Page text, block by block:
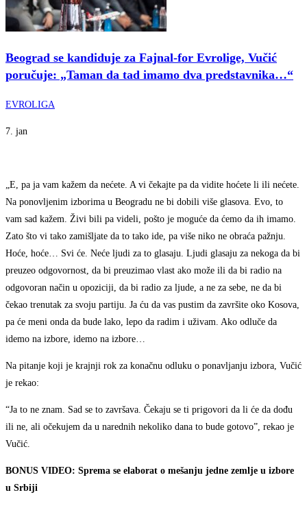
Beograd se kandiduje za Fajnal-for Evrolige, Vučić
poručuje: „Taman da tad imamo dva predstavnika…“
EVROLIGA
7. jan
„E, pa ja vam kažem da nećete. A vi čekajte pa da vidite hoćete li ili nećete.
Na ponovljenim izborima u Beogradu ne bi dobili više glasova. Evo, to
vam sad kažem. Živi bili pa videli, pošto je moguće da ćemo da ih imamo.
Zato što vi tako zamišljate da to tako ide, pa više niko ne obraća pažnju.
Hoće, hoće… Svi će. Neće ljudi za to glasaju. Ljudi glasaju za nekoga da bi
preuzeo odgovornost, da bi preuzimao vlast ako može ili da bi radio na
odgovoran način u opoziciji, da bi radio za ljude, a ne za sebe, ne da bi
čekao trenutak za svoju partiju. Ja ću da vas pustim da završite oko Kosova,
pa će meni onda da bude lako, lepo da radim i uživam. Ako odluče da
idemo na izbore, idemo na izbore…
Na pitanje koji je krajnji rok za konačnu odluku o ponavljanju izbora, Vučić
je rekao:
“Ja to ne znam. Sad se to završava. Čekaju se ti prigovori da li će da dođu
ili ne, ali očekujem da u narednih nekoliko dana to bude gotovo”, rekao je
Vučić.
BONUS VIDEO: Sprema se elaborat o mešanju jedne zemlje u izbore
u Srbiji